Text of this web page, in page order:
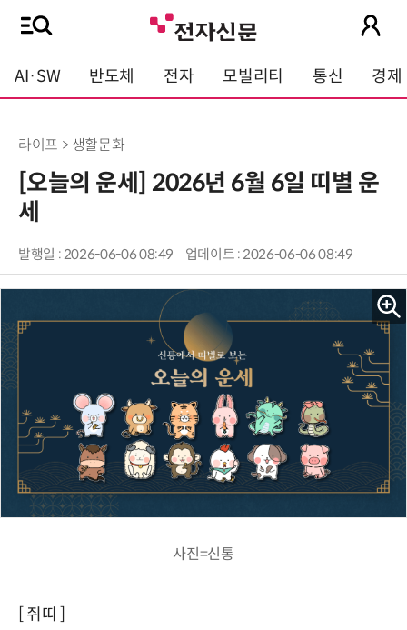
AI·SW 반도체 전자 모빌리티 통신 경제
라이프 > 생활문화
[오늘의 운세] 2026년 6월 6일 띠별 운
세
발행일 : 2026-06-06 08:49 업데이트 : 2026-06-06 08:49
사진=신통
[ 쥐띠 ]